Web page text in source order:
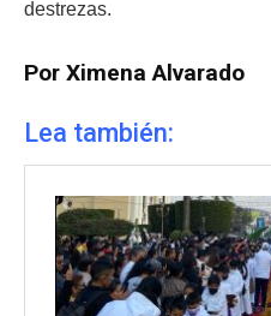
destrezas.
Por Ximena Alvarado
Lea también: